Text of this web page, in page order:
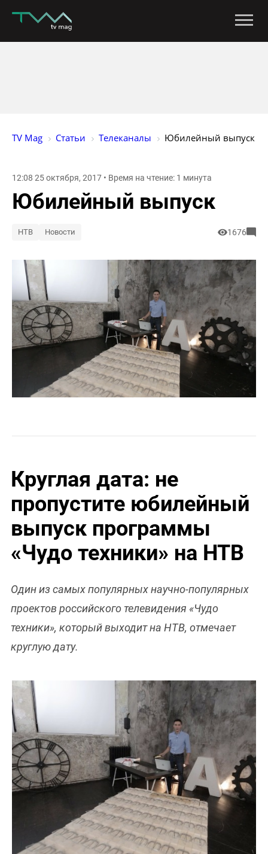
TV Mag Статьи Телеканалы Юбилейный выпуск
12:08 25 октября, 2017 • Время на чтение: 1 минута
Юбилейный выпуск
НТВ Новости 1676
Круглая дата: не
пропустите юбилейный
выпуск программы
«Чудо техники» на НТВ
Один из самых популярных научно-популярных
проектов российского телевидения «Чудо
техники», который выходит на НТВ, отмечает
круглую дату.